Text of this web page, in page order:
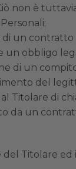
non è
un
un obbligo
di un
del
Titolare di
da un
del Titolare